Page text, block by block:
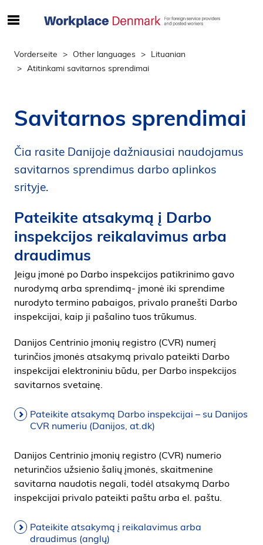
g
e
r
n
h
o
d
p
s
i
d
e
n
Vorderseite Other languages
Lituanian
Atitinkami savitarnos sprendimai
Savitarnos sprendimai
Čia rasite Danijoje dažniausiai naudojamus
savitarnos sprendimus darbo aplinkos
srityje.
Pateikite atsakymą į Darbo
inspekcijos reikalavimus arba
draudimus
Jeigu įmonė po Darbo inspekcijos patikrinimo gavo
nurodymą arba sprendimą- įmonė iki sprendime
nurodyto termino pabaigos, privalo pranešti Darbo
inspekcijai, kaip ji pašalino tuos trūkumus.
Danijos Centrinio įmonių registro (CVR) numerį
turinčios įmonės atsakymą privalo pateikti Darbo
inspekcijai elektroniniu būdu, per Darbo inspekcijos
savitarnos svetainę.
Pateikite atsakymą Darbo inspekcijai – su Danijos
CVR numeriu (Danijos, at.dk)
Danijos Centrinio įmonių registro (CVR) numerio
neturinčios užsienio šalių įmonės, skaitmenine
savitarna naudotis negali, todėl atsakymą Darbo
inspekcijai privalo pateikti paštu arba el. paštu.
Pateikite atsakymą į reikalavimus arba
draudimus (anglų)